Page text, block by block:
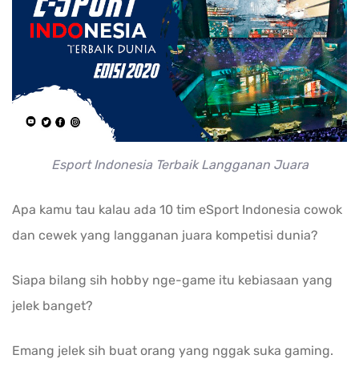
Esport Indonesia Terbaik Langganan Juara
Apa kamu tau kalau ada 10 tim eSport Indonesia cowok
dan cewek yang langganan juara kompetisi dunia?
Siapa bilang sih hobby nge-game itu kebiasaan yang
jelek banget?
Emang jelek sih buat orang yang nggak suka gaming.